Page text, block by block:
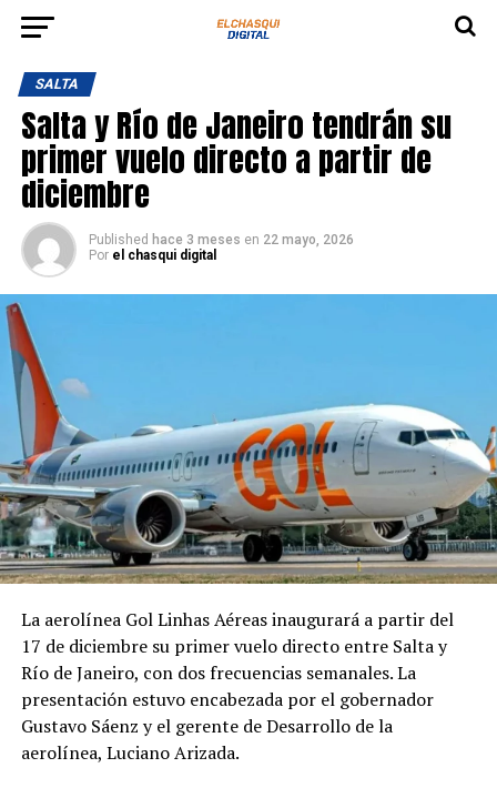
SALTA
Salta y Río de Janeiro tendrán su
primer vuelo directo a partir de
diciembre
Published hace 3 meses en 22 mayo, 2026
Por el chasqui digital
La aerolínea Gol Linhas Aéreas inaugurará a partir del
17 de diciembre su primer vuelo directo entre Salta y
Río de Janeiro, con dos frecuencias semanales. La
presentación estuvo encabezada por el gobernador
Gustavo Sáenz y el gerente de Desarrollo de la
aerolínea, Luciano Arizada.